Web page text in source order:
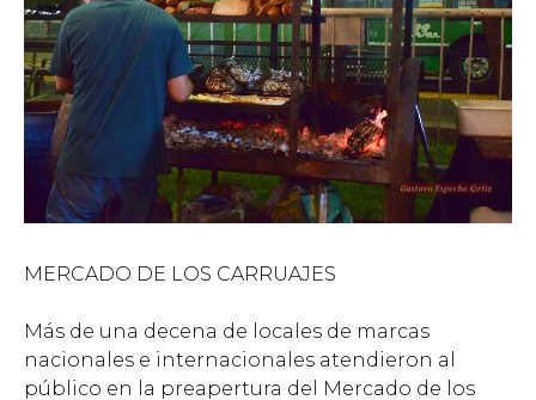
MERCADO DE LOS CARRUAJES
Más de una decena de locales de marcas
nacionales e internacionales atendieron al
público en la preapertura del Mercado de los